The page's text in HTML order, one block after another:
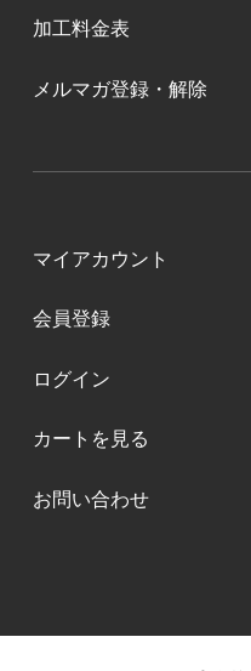
加工料金表
メルマガ登録・解除
マイアカウント
会員登録
ログイン
カートを見る
お問い合わせ